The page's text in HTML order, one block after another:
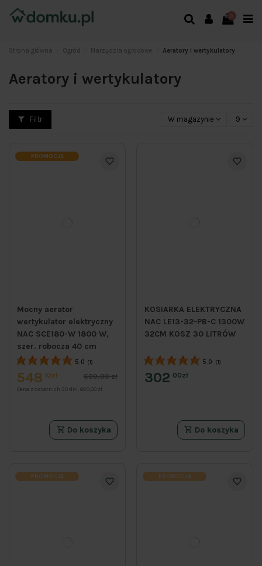
Strona główna Ogród Narzędzia ogrodowe Aeratory i wertykulatory
Aeratory i wertykulatory
Filtr W magazynie 9
PROMOCJA
Mocny aerator
wertykulator elektryczny
NAC SCE180-W 1800 W,
szer. robocza 40 cm
5.0 (1)
548 10zł 609,00 zł
Cena z ostatnich 30 dni: 609,00 zł
Do koszyka
KOSIARKA ELEKTRYCZNA
NAC LE13-32-PB-C 1300W
32CM KOSZ 30 LITRÓW
5.0 (1)
302 00zł
Do koszyka
PROMOCJA PROMOCJA